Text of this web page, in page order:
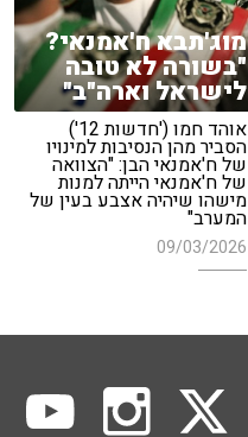
מוג'תבא ח'אמנאי?
"בשורה לא טובה
לישראל וארה"ב"
אוהד חמו ('חדשות 12')
הסביר מהן הנסיבות למינויו
של ח'אמנאי הבן: "הצוואה
של ח'אמנאי הייתה למנות
מישהו שיהיה אצבע בעין של
המערב"
09/03/2026